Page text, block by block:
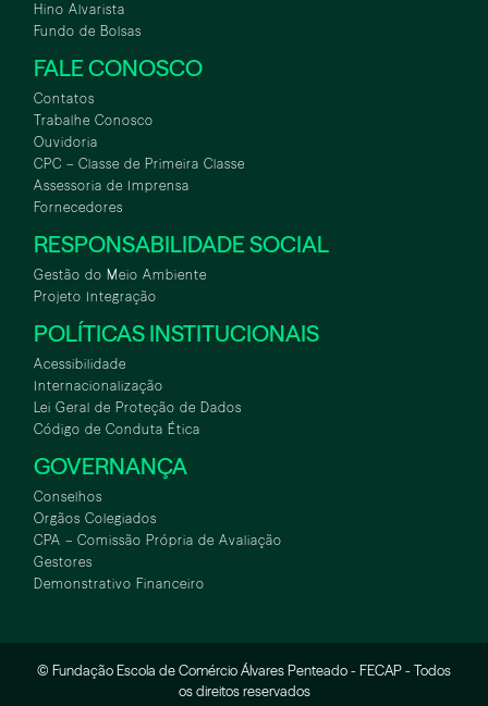
ASA
Hino Alvarista
Fundo de Bolsas
FALE CONOSCO
Contatos
Trabalhe Conosco
Ouvidoria
CPC – Classe de Primeira Classe
Assessoria de Imprensa
Fornecedores
RESPONSABILIDADE SOCIAL
Gestão do Meio Ambiente
Projeto Integração
POLÍTICAS INSTITUCIONAIS
Acessibilidade
Internacionalização
Lei Geral de Proteção de Dados
Código de Conduta Ética
GOVERNANÇA
Conselhos
Orgãos Colegiados
CPA – Comissão Própria de Avaliação
Gestores
Demonstrativo Financeiro
© Fundação Escola de Comércio Álvares Penteado - FECAP - Todos
os direitos reservados